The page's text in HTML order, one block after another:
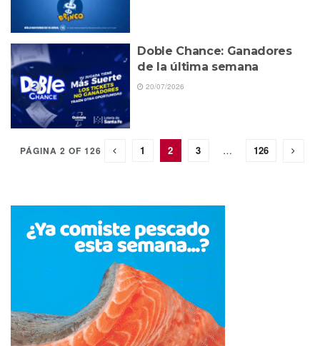
Doble Chance: Ganadores
de la última semana
20/07/2026
PÁGINA 2 OF 126 1 2 3 … 126